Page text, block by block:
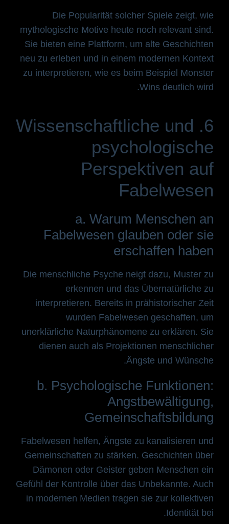
Die Popularität solcher Spiele zeigt, wie
mythologische Motive heute noch relevant sind.
Sie bieten eine Plattform, um alte Geschichten
neu zu erleben und in einem modernen Kontext
zu interpretieren, wie es beim Beispiel Monster
Wins deutlich wird.
6. Wissenschaftliche und
psychologische
Perspektiven auf
Fabelwesen
a. Warum Menschen an
Fabelwesen glauben oder sie
erschaffen haben
Die menschliche Psyche neigt dazu, Muster zu
erkennen und das Übernatürliche zu
interpretieren. Bereits in prähistorischer Zeit
wurden Fabelwesen geschaffen, um
unerklärliche Naturphänomene zu erklären. Sie
dienen auch als Projektionen menschlicher
Ängste und Wünsche.
b. Psychologische Funktionen:
Angstbewältigung,
Gemeinschaftsbildung
Fabelwesen helfen, Ängste zu kanalisieren und
Gemeinschaften zu stärken. Geschichten über
Dämonen oder Geister geben Menschen ein
Gefühl der Kontrolle über das Unbekannte. Auch
in modernen Medien tragen sie zur kollektiven
Identität bei.